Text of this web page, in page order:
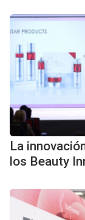
La
los Beauty